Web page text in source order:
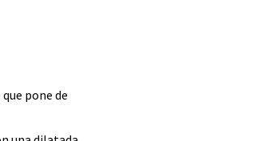
pone de